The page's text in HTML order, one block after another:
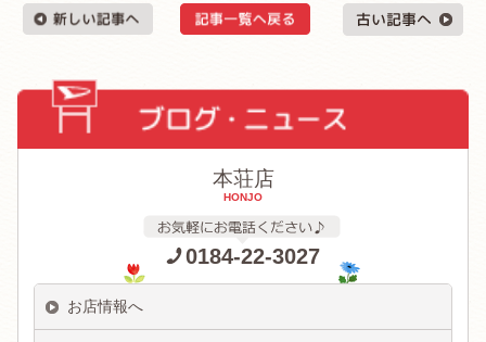
本荘店
HONJO
0184-22-3027
お店情報へ